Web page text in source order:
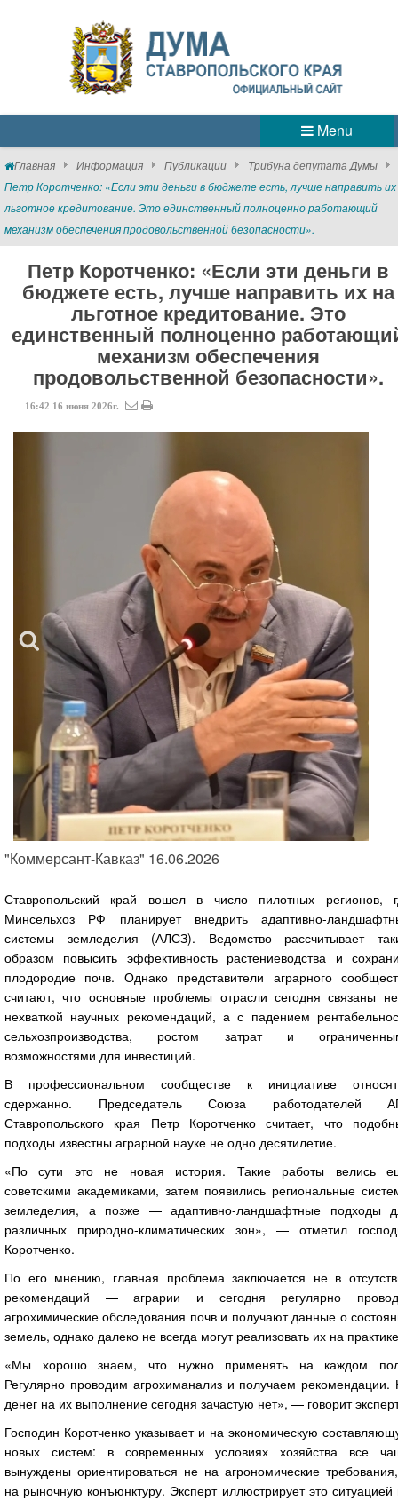
Menu
Главная Информация Публикации
Трибуна депутата Думы
Петр Коротченко: «Если эти деньги в бюджете есть, лучше направить
льготное кредитование. Это единственный полноценно работающий
механизм обеспечения продовольственной безопасности».
Петр Коротченко: «Если эти деньги в
бюджете есть, лучше направить их на
льготное кредитование. Это
единственный полноценно
механизм обеспечения
продовольственной безопасности».
16:42 16 июня 2026г.
"Коммерсант-Кавказ" 16.06.2026
Ставропольский край вошел в число пилотных регионов,
Минсельхоз РФ планирует внедрить адаптивно-
системы земледелия (АЛСЗ). Ведомство рассчитывает
образом повысить эффективность растениеводства и
плодородие почв. Однако представители аграрного
считают, что основные проблемы отрасли сегодня связаны
нехваткой научных рекомендаций, а с падением
сельхозпроизводства, ростом затрат и
возможностями для инвестиций.
В профессиональном сообществе к инициативе
сдержанно. Председатель Союза работодателей
Ставропольского края Петр Коротченко считает, что
подходы известны аграрной науке не одно десятилетие.
«По сути это не новая история. Такие работы велись
советскими академиками, затем появились региональные
земледелия, а позже — адаптивно-ландшафтные подходы
различных природно-климатических зон», — отметил
Коротченко.
По его мнению, главная проблема заключается не в
рекомендаций — аграрии и сегодня регулярно
агрохимические обследования почв и получают данные о
земель, однако далеко не всегда могут реализовать их на
«Мы хорошо знаем, что нужно применять на каждом
Регулярно проводим агрохиманализ и получаем рекомендации.
денег на их выполнение сегодня зачастую нет», — говорит
Господин Коротченко указывает и на экономическую
новых систем: в современных условиях хозяйства все
вынуждены ориентироваться не на агрономические
на рыночную конъюнктуру. Эксперт иллюстрирует это ситуацией